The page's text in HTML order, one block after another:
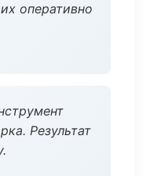
оперативно
Результат